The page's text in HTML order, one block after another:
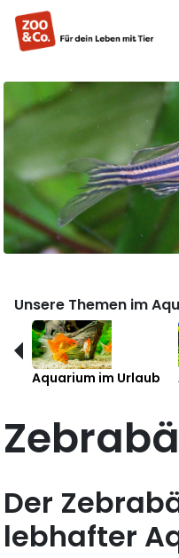
Unsere Themen im
Aquarium im Urlaub
Der
lebhafter